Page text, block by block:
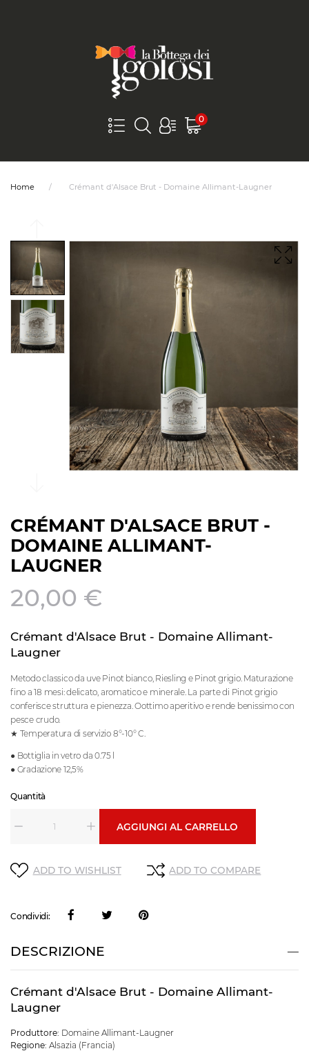
0
Home Crémant d'Alsace Brut - Domaine Allimant-Laugner
CRÉMANT D'ALSACE BRUT -
DOMAINE ALLIMANT-
LAUGNER
20,00 €
Crémant d'Alsace Brut - Domaine Allimant-
Laugner
Metodo classico da uve Pinot bianco, Riesling e Pinot grigio. Maturazione
fino a 18 mesi: delicato, aromatico e minerale. La parte di Pinot grigio
conferisce struttura e pienezza. Oottimo aperitivo e rende benissimo con
pesce crudo.
★ Temperatura di servizio 8°-10° C.
● Bottiglia in vetro da 0.75 l
● Gradazione 12,5%
Quantità
AGGIUNGI AL CARRELLO
ADD TO WISHLIST ADD TO COMPARE
Condividi:
DESCRIZIONE
Crémant d'Alsace Brut - Domaine Allimant-
Laugner
Produttore: Domaine Allimant-Laugner
Regione: Alsazia (Francia)